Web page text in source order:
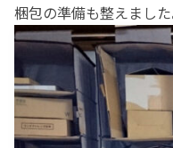
梱包の準備も整えました